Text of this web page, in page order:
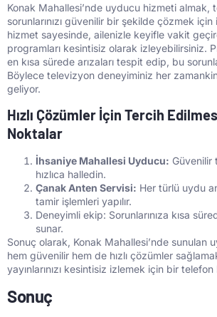
Konak Mahallesi’nde uyducu hizmeti almak,
sorunlarınızı güvenilir bir şekilde çözmek
hizmet sayesinde, ailenizle keyifle vakit
programları kesintisiz olarak izleyebilirsiniz.
en kısa sürede arızaları tespit edip, bu
Böylece televizyon deneyiminiz her
geliyor.
Hızlı Çözümler İçin Tercih
Noktalar
İhsaniye Mahallesi Uyducu: Güvenilir
hızlıca halledin.
Çanak Anten Servisi: Her türlü uydu
tamir işlemleri yapılır.
Deneyimli ekip: Sorunlarınıza kısa
sunar.
Sonuç olarak, Konak Mahallesi’nde sunulan
hem güvenilir hem de hızlı çözümler
yayınlarınızı kesintisiz izlemek için bir
Sonuç